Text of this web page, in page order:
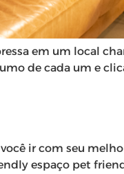
em um local
de cada um e
ir com seu
espaço pet